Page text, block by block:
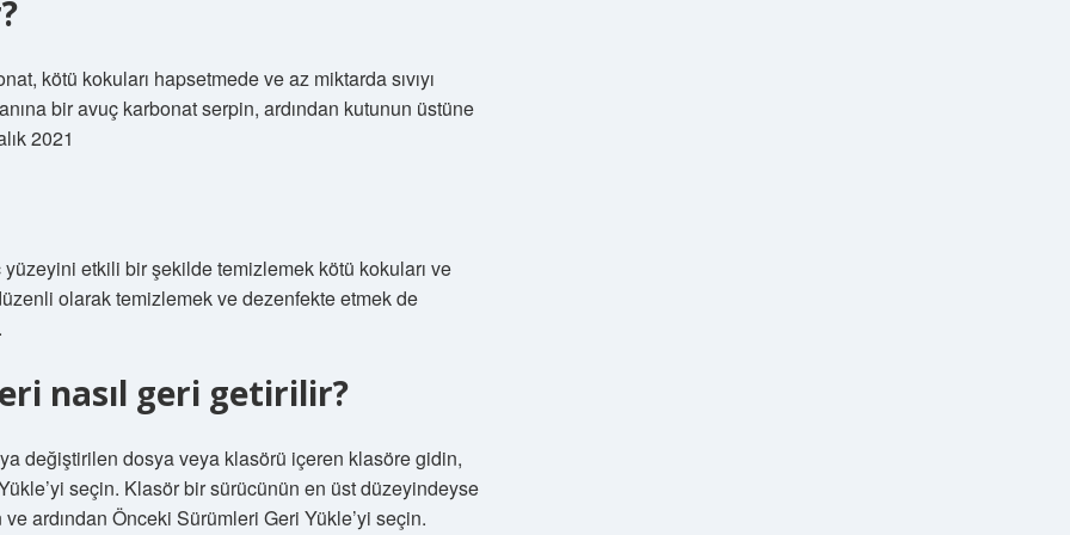
kötü kokuları hapsetmede ve az miktarda sıvıyı
bir avuç karbonat serpin, ardından kutunun üstüne
2021
yüzeyini etkili bir şekilde temizlemek kötü kokuları ve
olarak temizlemek ve dezenfekte etmek de
nasıl geri getirilir?
değiştirilen dosya veya klasörü içeren klasöre gidin,
seçin. Klasör bir sürücünün en üst düzeyindeyse
ardından Önceki Sürümleri Geri Yükle’yi seçin.